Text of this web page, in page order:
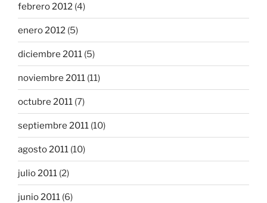
febrero 2012 (4)
enero 2012 (5)
diciembre 2011 (5)
noviembre 2011 (11)
octubre 2011 (7)
septiembre 2011 (10)
agosto 2011 (10)
julio 2011 (2)
junio 2011 (6)